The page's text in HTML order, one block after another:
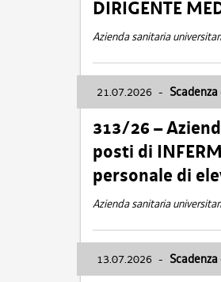
DIRIGENTE
Azienda sanitaria
21.07.2026 -
313/26 –
posti di
personale di
Azienda sanitaria
13.07.2026 -